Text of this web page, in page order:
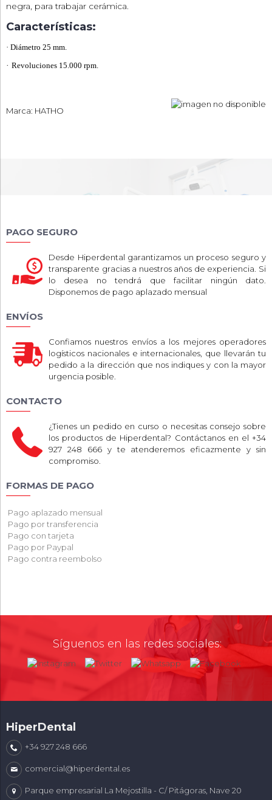
negra, para trabajar cerámica.
Características:
· Diámetro 25 mm.
· Revoluciones 15.000 rpm.
Marca: HATHO
PAGO SEGURO
Desde Hiperdental garantizamos un proceso seguro y
transparente gracias a nuestros años de experiencia. Si
lo desea no tendrá que facilitar ningún dato.
Disponemos de pago aplazado mensual
ENVÍOS
Confiamos nuestros envíos a los mejores operadores
logísticos nacionales e internacionales, que llevarán tu
pedido a la dirección que nos indiques y con la mayor
urgencia posible.
CONTACTO
¿Tienes un pedido en curso o necesitas consejo sobre
los productos de Hiperdental? Contáctanos en el +34
927 248 666 y te atenderemos eficazmente y sin
compromiso.
FORMAS DE PAGO
Pago aplazado mensual
Pago por transferencia
Pago con tarjeta
Pago por Paypal
Pago contra reembolso
Síguenos en las redes sociales:
HiperDental
+34 927 248 666
comercial@hiperdental.es
Parque empresarial La Mejostilla - C/ Pitágoras, Nave 20